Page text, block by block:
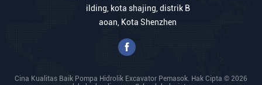
ilding, kota shajing, distrik B
aoan, Kota Shenzhen
Cina Kualitas Baik Pompa Hidrolik Excavator Pemasok. Hak Cipta © 2026